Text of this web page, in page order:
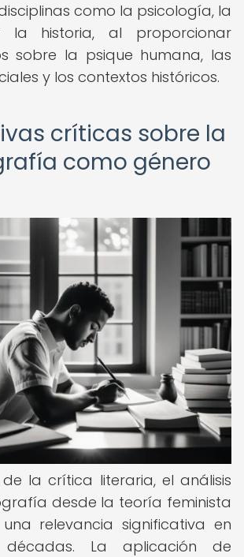
como la psicología, la
la historia, al proporcionar
sobre la psique humana, las
y los contextos históricos.
críticas sobre la
como género
la crítica literaria, el análisis
desde la teoría feminista
relevancia significativa en
La aplicación de